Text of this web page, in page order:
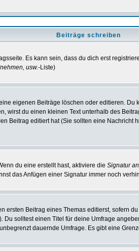
Beiträge schreiben
Es kann sein, dass du dich erst
usw.-Liste)
eigenen Beiträge löschen oder editieren.
du einen kleinen Text unterhalb des
Beitrag editiert hat (Sie sollten eine
du eine erstellt hast, aktiviere die Signatur
das Anfügen einer Signatur immer noch
ersten Beitrag eines Themas editierst, sofern
solltest einen Titel für deine Umfrage
dauernde Umfrage. Es gibt eine